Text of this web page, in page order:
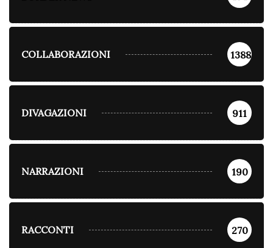
COLLABORAZIONI 1388
DIVAGAZIONI 911
NARRAZIONI 190
RACCONTI 270